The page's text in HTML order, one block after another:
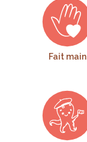
Fait main